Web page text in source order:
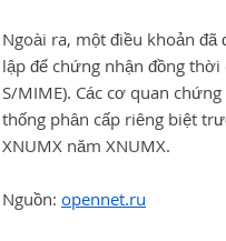
Ngoài ra, một điều khoản
lập để chứng nhận đồng
S/MIME). Các cơ quan
thống phân cấp riêng biệt
XNUMX năm XNUMX.
Nguồn: opennet.ru